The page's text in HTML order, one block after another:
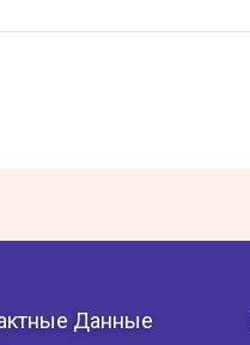
Данные